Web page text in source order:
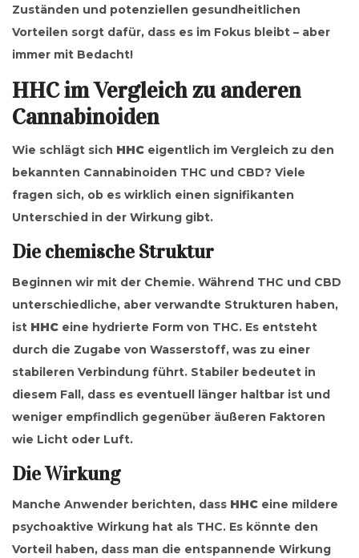
Zuständen und potenziellen gesundheitlichen
Vorteilen sorgt dafür, dass es im Fokus bleibt – aber
immer mit Bedacht!
HHC im Vergleich zu anderen
Cannabinoiden
Wie schlägt sich HHC eigentlich im Vergleich zu den
bekannten Cannabinoiden THC und CBD? Viele
fragen sich, ob es wirklich einen signifikanten
Unterschied in der Wirkung gibt.
Die chemische Struktur
Beginnen wir mit der Chemie. Während THC und CBD
unterschiedliche, aber verwandte Strukturen haben,
ist HHC eine hydrierte Form von THC. Es entsteht
durch die Zugabe von Wasserstoff, was zu einer
stabileren Verbindung führt. Stabiler bedeutet in
diesem Fall, dass es eventuell länger haltbar ist und
weniger empfindlich gegenüber äußeren Faktoren
wie Licht oder Luft.
Die Wirkung
Manche Anwender berichten, dass HHC eine mildere
psychoaktive Wirkung hat als THC. Es könnte den
Vorteil haben, dass man die entspannende Wirkung